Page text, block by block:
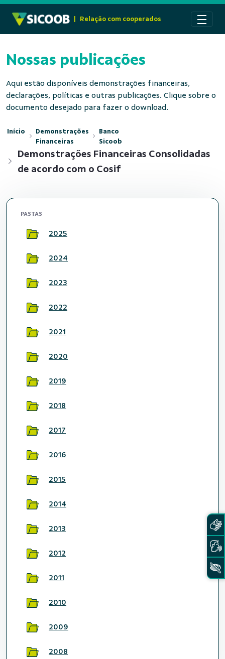
Relação com cooperados
Nossas publicações
Aqui estão disponíveis demonstrações financeiras,
declarações, políticas e outras publicações. Clique sobre o
documento desejado para fazer o download.
Início
Demonstrações
Financeiras
Banco
Sicoob
Demonstrações Financeiras Consolidadas
de acordo com o Cosif
PASTAS
2025
2024
2023
2022
2021
2020
2019
2018
2017
2016
2015
2014
2013
2012
2011
2010
2009
2008